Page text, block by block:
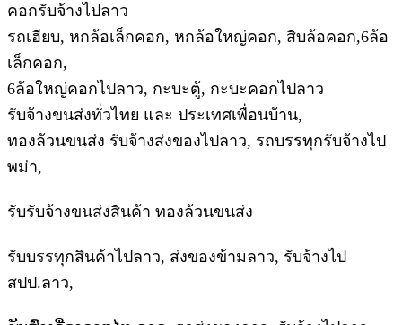
คอกรับจ้างไปลาว
รถเฮียบ, หกล้อเล็กคอก, หกล้อใหญ่คอก, สิบล้อคอก,6ล้อ
เล็กคอก,
6ล้อใหญ่คอกไปลาว, กะบะตู้, กะบะคอกไปลาว
รับจ้างขนส่งทั่วไทย และ ประเทศเพื่อนบ้าน,
ทองล้วนขนส่ง รับจ้างส่งของไปลาว, รถบรรทุกรับจ้างไป
พม่า,
รับรับจ้างขนส่งสินค้า ทองล้วนขนส่ง
รับบรรทุกสินค้าไปลาว, ส่งของข้ามลาว, รับจ้างไป
สปป.ลาว,